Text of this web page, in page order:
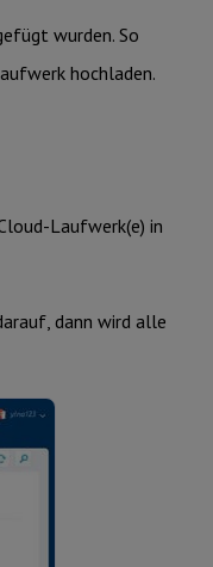
wurden. So
hochladen.
Laufwerk(e) in
dann wird alle